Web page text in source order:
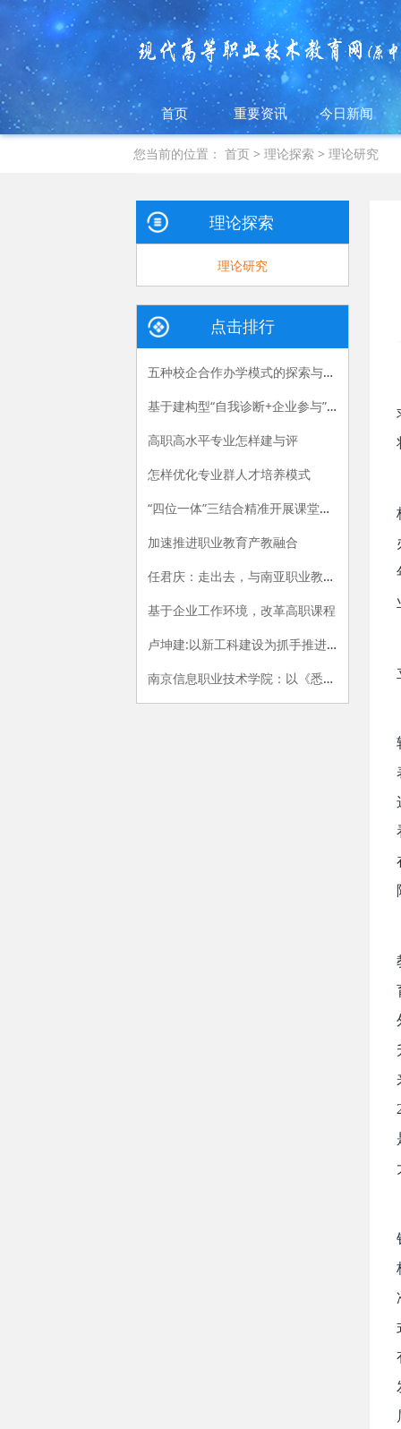
首页 重要资讯 今日新闻
您当前的位置：首页 >理论探索 >理论研究
理论探索
理论研究
点击排行
五种校企合作办学模式的探索与实践
基于建构型“自我诊断+企业参与”的专业评价指标体系构建研究
高职高水平专业怎样建与评
怎样优化专业群人才培养模式
“四位一体”三结合精准开展课堂教学评价的探索与实践
加速推进职业教育产教融合
任君庆：走出去，与南亚职业教育牵手
基于企业工作环境，改革高职课程
卢坤建:以新工科建设为抓手推进高职院校供给侧改革
南京信息职业技术学院：以《悉尼协议》为范式，开展专业内涵建设